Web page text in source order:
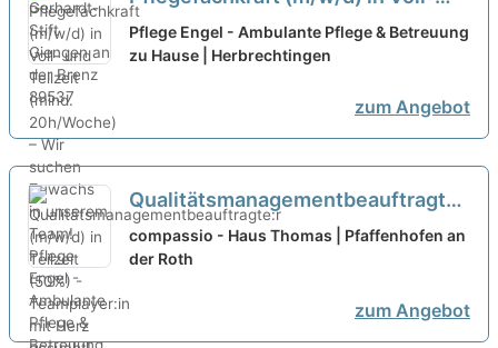
und Teilzeit (mind. 20h/Woche) –
Wir suchen Zuwachs in unserem
Pflege Engel - Ambulante Pflege & Betreuung
zu Hause | Herbrechtingen
zum Angebot
Qualitätsmanagementbeauftragte:r
(m/w/d) in Teilzeit (50%) -
Teamplayer:in mit Herz gesucht!
compassio - Haus Thomas | Pfaffenhofen an
der Roth
zum Angebot